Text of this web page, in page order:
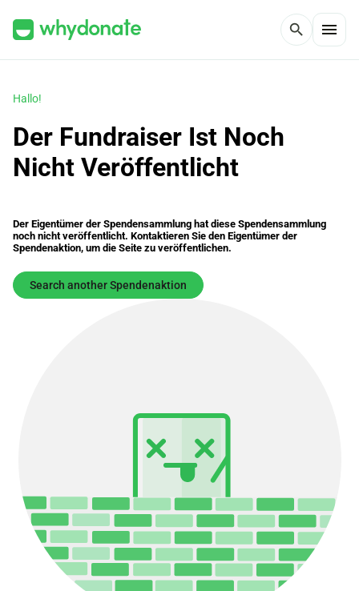
search menu
Hallo!
Der Fundraiser Ist Noch
Nicht Veröffentlicht
Der Eigentümer der Spendensammlung hat diese Spendensammlung
noch nicht veröffentlicht. Kontaktieren Sie den Eigentümer der
Spendenaktion, um die Seite zu veröffentlichen.
Search another Spendenaktion